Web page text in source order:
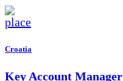
Croatia
Key Account Manager